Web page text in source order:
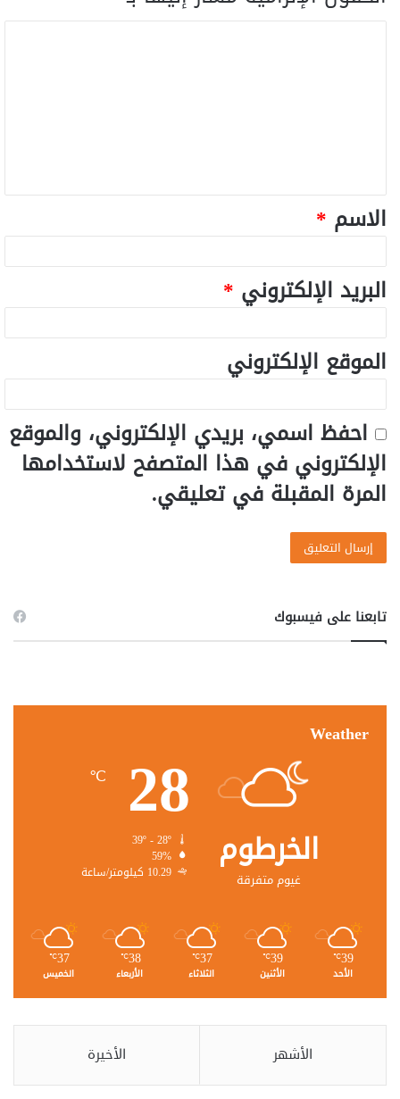
الاسم *
البريد الإلكتروني *
الموقع الإلكتروني
احفظ اسمي، بريدي الإلكتروني، والموقع
الإلكتروني في هذا المتصفح لاستخدامها
المرة المقبلة في تعليقي.
تابعنا على فيسبوك
Weather
الخرطوم
غيوم متفرقة
28
℃
59%
10.29 كيلومتر/ساعة
39
℃
الأحد
39
℃
الأثنين
37
℃
الثلاثاء
38
℃
الأربعاء
37
℃
الخميس
الأشهر الأخيرة